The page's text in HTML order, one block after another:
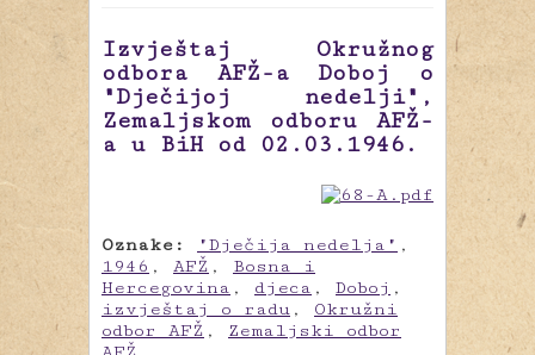
Izvještaj Okružnog
odbora AFŽ-a Doboj o
"Dječijoj nedelji",
Zemaljskom odboru AFŽ-
a u BiH od 02.03.1946.
Oznake: "Dječija nedelja" ,
1946 , AFŽ , Bosna i
Hercegovina , djeca , Doboj ,
izvještaj o radu , Okružni
odbor AFŽ , Zemaljski odbor